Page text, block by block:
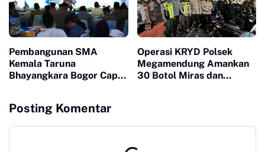
Pembangunan SMA
Kemala Taruna
Bhayangkara Bogor Capai
Warga Gunung Sindur
Operasi KRYD Polsek
Megamendung Amankan
30 Botol Miras dan
Posting Komentar